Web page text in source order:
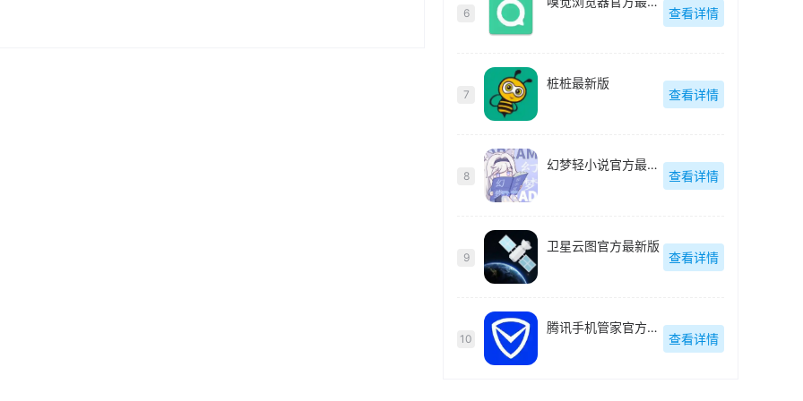
6 查看详情
7
桩桩最新版
查看详情
8
幻梦轻小说官方最新版
查看详情
9
卫星云图官方最新版
查看详情
10
腾讯手机管家官方最新版
查看详情